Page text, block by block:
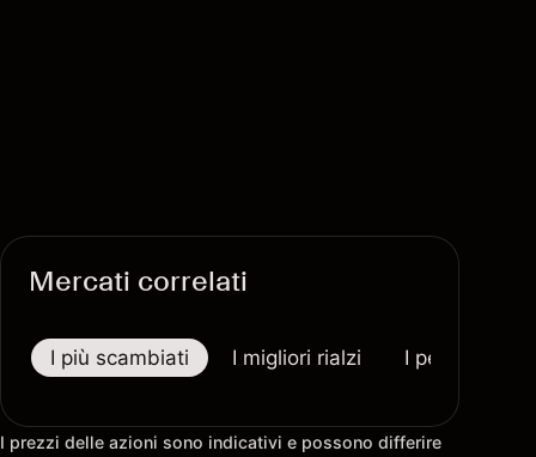
Mercati correlati
I più scambiati I migliori rialzi I peggiori
I prezzi delle azioni sono indicativi e possono differire